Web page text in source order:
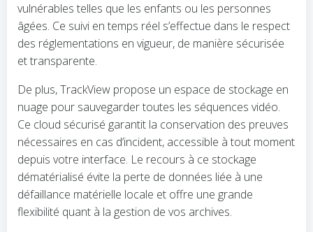
vulnérables telles que les enfants ou les personnes
âgées. Ce suivi en temps réel s’effectue dans le respect
des réglementations en vigueur, de manière sécurisée
et transparente.
De plus, TrackView propose un espace de stockage en
nuage pour sauvegarder toutes les séquences vidéo.
Ce cloud sécurisé garantit la conservation des preuves
nécessaires en cas d’incident, accessible à tout moment
depuis votre interface. Le recours à ce stockage
dématérialisé évite la perte de données liée à une
défaillance matérielle locale et offre une grande
flexibilité quant à la gestion de vos archives.